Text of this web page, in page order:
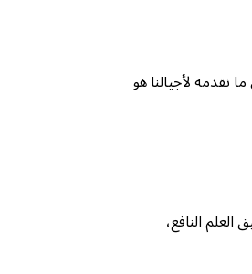
نقدمه لأجيالنا هو
النافع،